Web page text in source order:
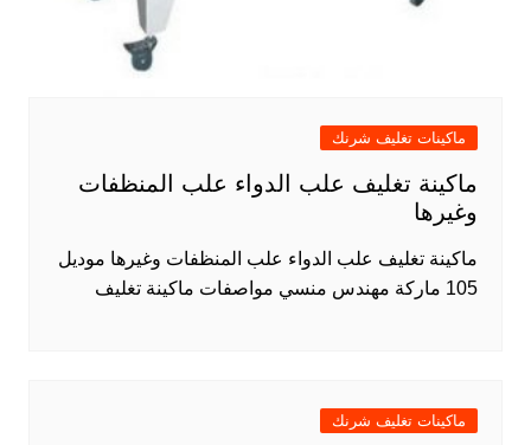
ماكينات تغليف شرنك
ماكينة تغليف علب الدواء علب المنظفات
وغيرها
ماكينة تغليف علب الدواء علب المنظفات وغيرها موديل
105 ماركة مهندس منسي مواصفات ماكينة تغليف
ماكينات تغليف شرنك